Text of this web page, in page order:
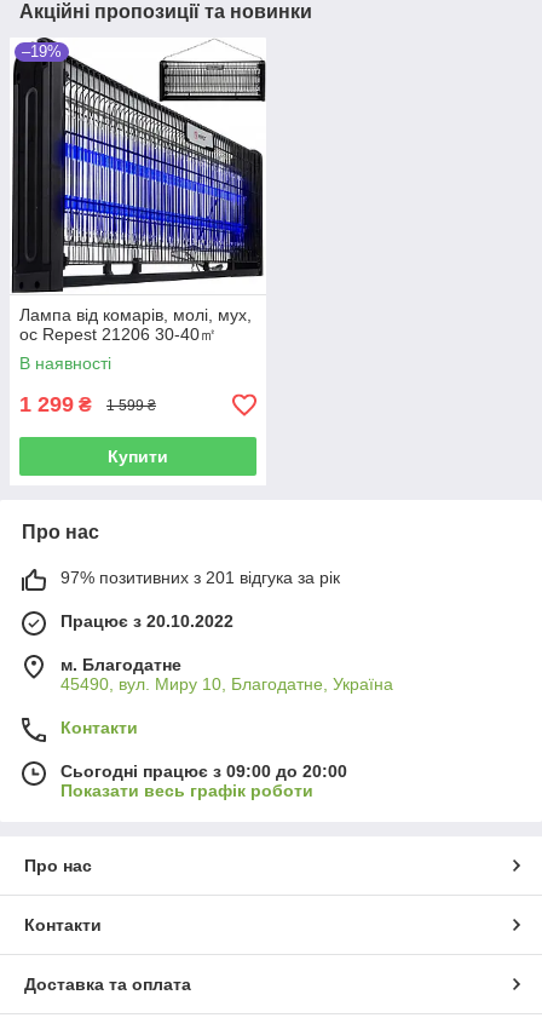
Акційні пропозиції та новинки
–19%
Лампа від комарів, молі, мух,
ос Repest 21206 30-40㎡
В наявності
1 299 ₴ 1 599 ₴
Купити
Про нас
97% позитивних з 201 відгука за рік
Працює з 20.10.2022
м. Благодатне
45490, вул. Миру 10, Благодатне, Україна
Контакти
Сьогодні працює з 09:00 до 20:00
Показати весь графік роботи
Про нас
Контакти
Доставка та оплата